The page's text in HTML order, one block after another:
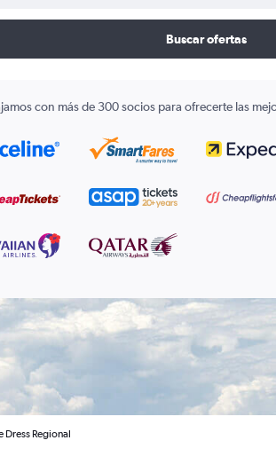
Buscar ofertas
con más de 300 socios para ofrecerte las
Dress Regional